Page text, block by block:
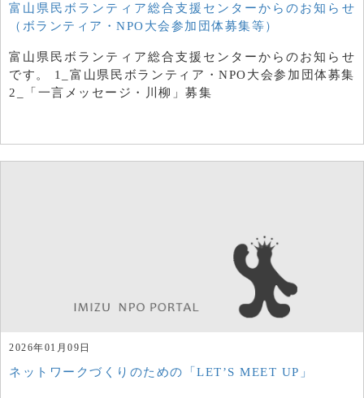
富山県民ボランティア総合支援センターからのお知らせ
（ボランティア・NPO大会参加団体募集等）
富山県民ボランティア総合支援センターからのお知らせ
です。 1_富山県民ボランティア・NPO大会参加団体募集
2_「一言メッセージ・川柳」募集
2026年01月09日
ネットワークづくりのための「LET’S MEET UP」